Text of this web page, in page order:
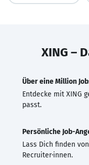
XING –
Über eine Million
Entdecke mit XING
passt.
Persönliche Job-
Lass Dich finden
Recruiter·innen.